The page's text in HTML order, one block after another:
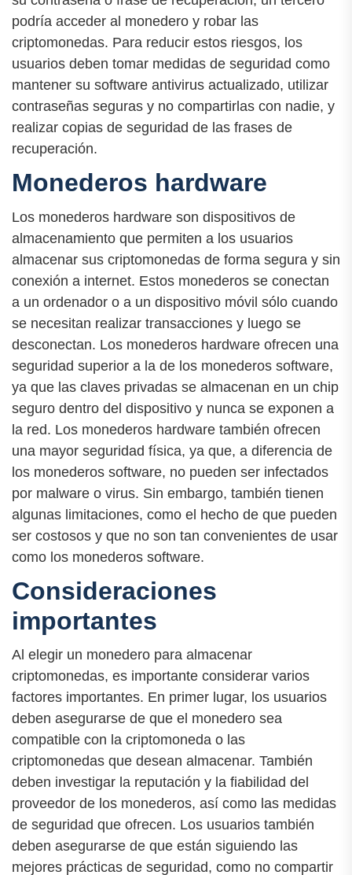
podría acceder al monedero y robar las
criptomonedas. Para reducir estos riesgos, los
usuarios deben tomar medidas de seguridad como
mantener su software antivirus actualizado, utilizar
contraseñas seguras y no compartirlas con nadie, y
realizar copias de seguridad de las frases de
recuperación.
Monederos hardware
Los monederos hardware son dispositivos de
almacenamiento que permiten a los usuarios
almacenar sus criptomonedas de forma segura y sin
conexión a internet. Estos monederos se conectan
a un ordenador o a un dispositivo móvil sólo cuando
se necesitan realizar transacciones y luego se
desconectan. Los monederos hardware ofrecen una
seguridad superior a la de los monederos software,
ya que las claves privadas se almacenan en un chip
seguro dentro del dispositivo y nunca se exponen a
la red. Los monederos hardware también ofrecen
una mayor seguridad física, ya que, a diferencia de
los monederos software, no pueden ser infectados
por malware o virus. Sin embargo, también tienen
algunas limitaciones, como el hecho de que pueden
ser costosos y que no son tan convenientes de usar
como los monederos software.
Consideraciones
importantes
Al elegir un monedero para almacenar
criptomonedas, es importante considerar varios
factores importantes. En primer lugar, los usuarios
deben asegurarse de que el monedero sea
compatible con la criptomoneda o las
criptomonedas que desean almacenar. También
deben investigar la reputación y la fiabilidad del
proveedor de los monederos, así como las medidas
de seguridad que ofrecen. Los usuarios también
deben asegurarse de que están siguiendo las
mejores prácticas de seguridad, como no compartir